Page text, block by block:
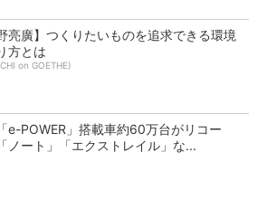
亮廣】つくりたいものを追求できる環境
方とは
on GOETHE)
e-POWER」搭載車約60万台がリコー
ノート」「エクストレイル」な...